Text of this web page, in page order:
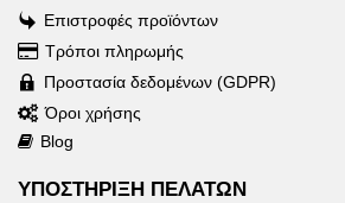
Επιστροφές προϊόντων
Τρόποι πληρωμής
Προστασία δεδομένων (GDPR)
Όροι χρήσης
Blog
ΥΠΟΣΤΗΡΙΞΗ ΠΕΛΑΤΩΝ